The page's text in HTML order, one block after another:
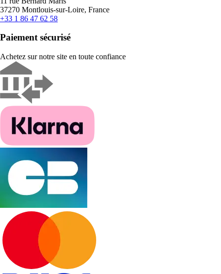
37270 Montlouis-sur-Loire, France
+33 1 86 47 62 58
Paiement sécurisé
Achetez sur notre site en toute confiance